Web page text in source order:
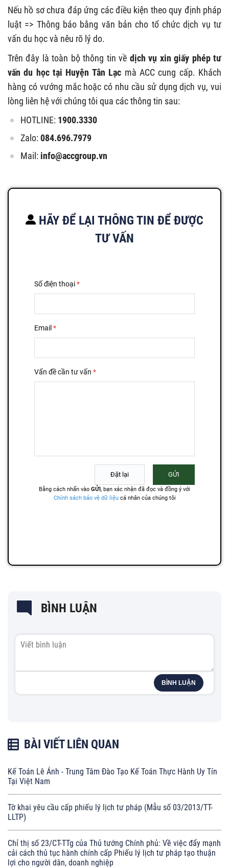
Nếu hồ sơ chưa đáp ứng các điều kiện theo quy định pháp
luật => Thông báo bằng văn bản cho tổ chức dịch vụ tư
vấn du học và nêu rõ lý do.
Trên đây là toàn bộ thông tin về dịch vụ xin giấy phép tư
vấn du học tại Huyện Tân Lạc mà ACC cung cấp. Khách
hàng có vướng mắc hoặc có nhu cầu sử dụng dịch vụ, vui
lòng liên hệ với chúng tôi qua các thông tin sau:
HOTLINE: 1900.3330
Zalo:084.696.7979
Mail: info@accgroup.vn
HÃY ĐỂ LẠI THÔNG TIN ĐỂ ĐƯỢC
TƯ VẤN
BÌNH LUẬN
BÌNH LUẬN
BÀI VIẾT LIÊN QUAN
Kế Toán Lê Ánh - Trung Tâm Đào Tạo Kế Toán Thực Hành Uy Tín
Tại Việt Nam
Tờ khai yêu cầu cấp phiếu lý lịch tư pháp (Mẫu số 03/2013/TT-
LLTP)
Chỉ thị số 23/CT-TTg của Thủ tướng Chính phủ: Về việc đẩy mạnh
cải cách thủ tục hành chính cấp Phiếu lý lịch tư pháp tạo thuận
lợi cho người dân, doanh nghiệp